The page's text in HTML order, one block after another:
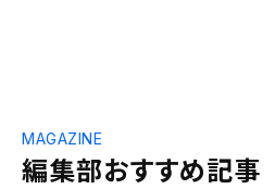
編集部おすすめ記事
MAGAZINE